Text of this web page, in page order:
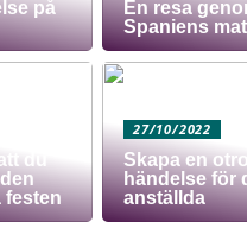
på
En resa
Spaniens
du
festen
27/10/2022
Skapa en
händelse för
anställda